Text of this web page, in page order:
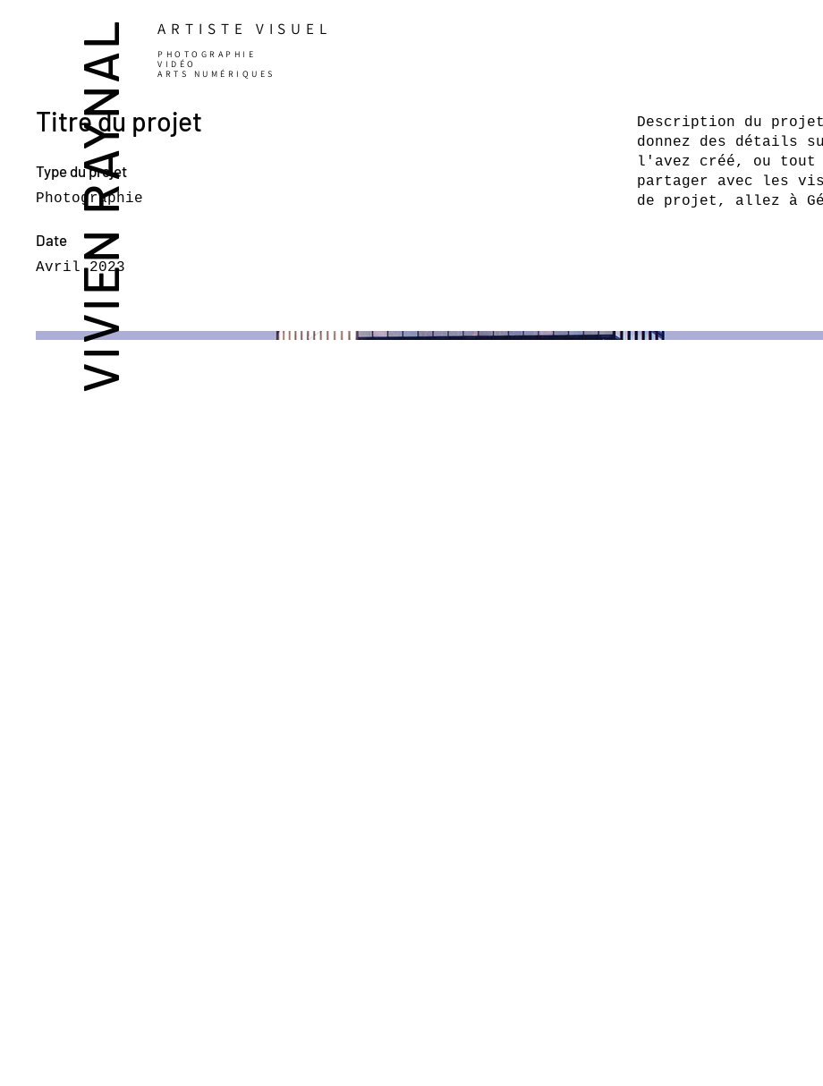
VIVIEN RAYNAL ARTISTE VISUEL
PHOTOGRAPHIE
VIDÉO
ARTS NUMÉRIQUES
Titre du projet
Type du projet
Photographie
Date
Avril 2023
Description du
donnez des détails
l'avez créé, ou tout
partager avec les
de projet, allez à